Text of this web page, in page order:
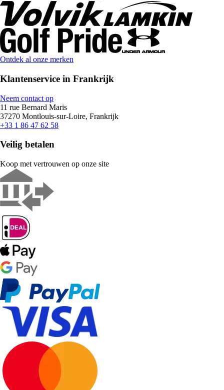
Ontdek al onze merken
Klantenservice in Frankrijk
Neem contact op
11 rue Bernard Maris
37270 Montlouis-sur-Loire, Frankrijk
+33 1 86 47 62 58
Veilig betalen
Koop met vertrouwen op onze site